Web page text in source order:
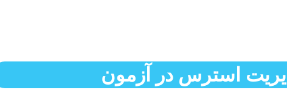
استرس در آزمون